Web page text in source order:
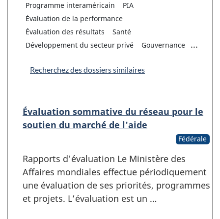
Programme interaméricain
PIA
Évaluation de la performance
Évaluation des résultats
Santé
Développement du secteur privé
Gouvernance ...
Recherchez des dossiers similaires
Évaluation sommative du réseau pour le
soutien du marché de l'aide
Fédérale
Rapports d'évaluation Le Ministère des
Affaires mondiales effectue périodiquement
une évaluation de ses priorités, programmes
et projets. L’évaluation est un …